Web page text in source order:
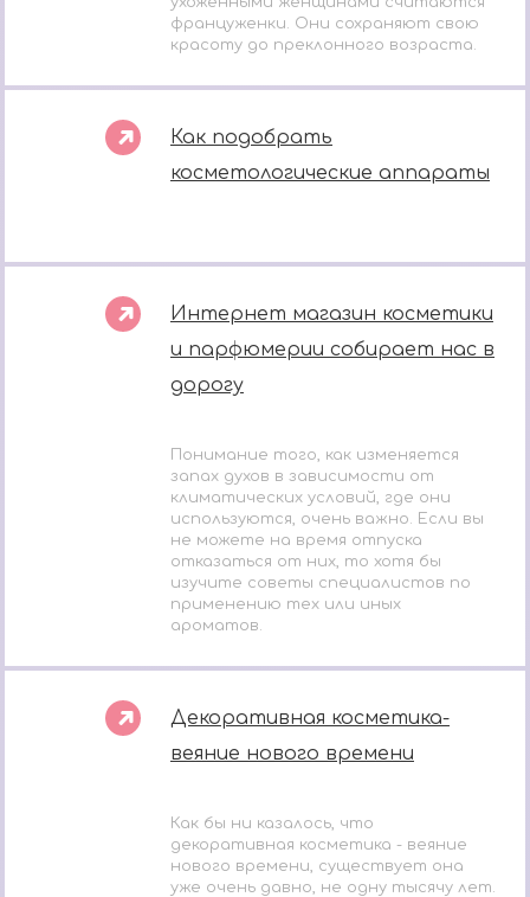
француженки. Они сохраняют свою
красоту до преклонного возраста.
Как подобрать
косметологические аппараты
Интернет магазин косметики
и парфюмерии собирает нас в
дорогу
Понимание того, как изменяется
запах духов в зависимости от
климатических условий, где они
используются, очень важно. Если вы
не можете на время отпуска
отказаться от них, то хотя бы
изучите советы специалистов по
применению тех или иных
ароматов.
Декоративная косметика-
веяние нового времени
Как бы ни казалось, что
декоративная косметика - веяние
нового времени, существует она
уже очень давно, не одну тысячу лет.